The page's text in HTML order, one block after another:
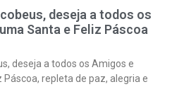
deseja a todos os
Santa e Feliz Páscoa
deseja a todos os Amigos e
repleta de paz, alegria e